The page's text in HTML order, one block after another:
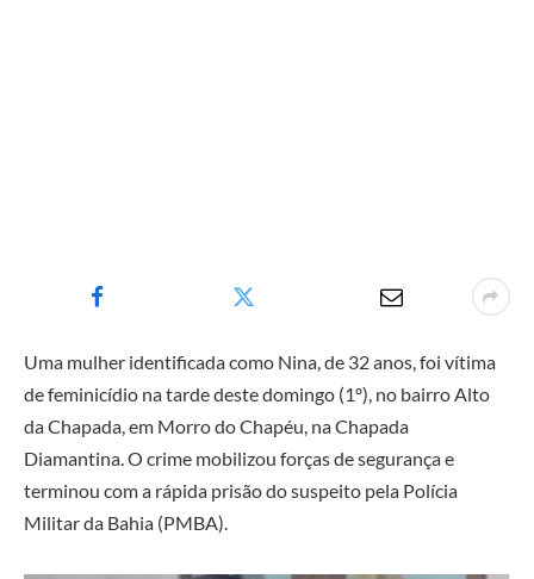
Uma mulher identificada como Nina, de 32 anos, foi vítima
de feminicídio na tarde deste domingo (1º), no bairro Alto
da Chapada, em Morro do Chapéu, na Chapada
Diamantina. O crime mobilizou forças de segurança e
terminou com a rápida prisão do suspeito pela Polícia
Militar da Bahia (PMBA).